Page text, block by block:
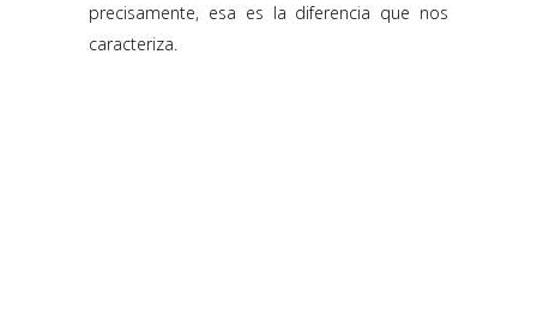
precisamente, esa es la diferencia que nos
caracteriza.